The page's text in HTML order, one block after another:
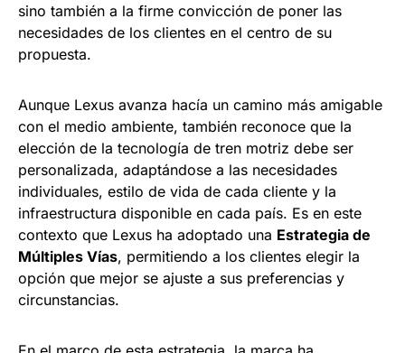
sino también a la firme convicción de poner las
necesidades de los clientes en el centro de su
propuesta.
Aunque Lexus avanza hacía un camino más amigable
con el medio ambiente, también reconoce que la
elección de la tecnología de tren motriz debe ser
personalizada, adaptándose a las necesidades
individuales, estilo de vida de cada cliente y la
infraestructura disponible en cada país. Es en este
contexto que Lexus ha adoptado una Estrategia de
Múltiples Vías, permitiendo a los clientes elegir la
opción que mejor se ajuste a sus preferencias y
circunstancias.